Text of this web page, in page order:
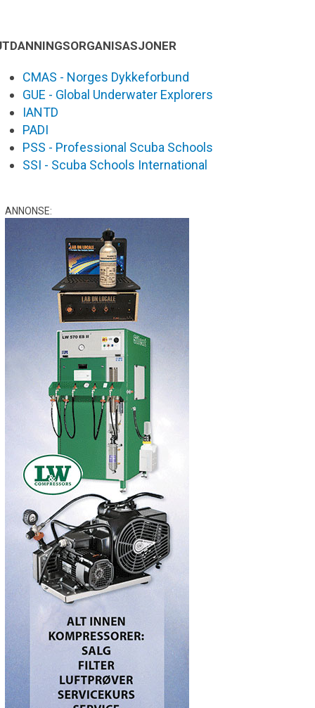
CMAS - Norges Dykkeforbund
GUE - Global Underwater Explorers
IANTD
PADI
PSS - Professional Scuba Schools
SSI - Scuba Schools International
ANNONSE: